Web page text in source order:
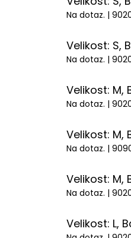
Na dotaz. |
Velikost: S,
Na dotaz. |
Velikost: M,
Na dotaz. |
Velikost: M,
Na dotaz. |
Velikost: M,
Na dotaz. |
Velikost: L,